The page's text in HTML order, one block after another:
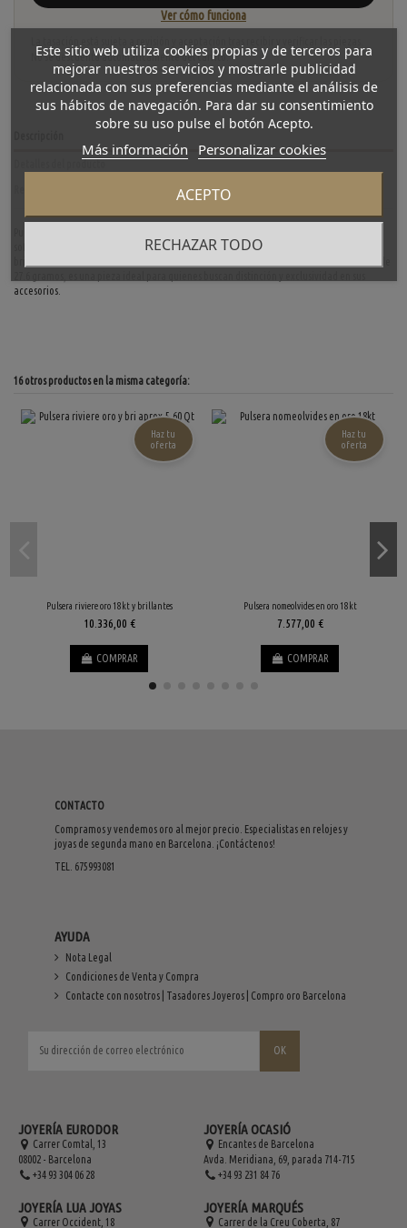
Ver cómo funciona
No se descuenta automáticamente del carrito.
sofisticado. La esmeralda central aporta un toque de color vibrante, mientras que los
accesorios.
16 otros productos en la misma categoría:
Pulsera riviere oro 18kt y brillantes
10.336,00 €
COMPRAR
Haz tu
oferta
Pulsera nomeolvides en oro 18kt
7.577,00 €
COMPRAR
Haz tu
oferta
CONTACTO
Compramos y vendemos oro al mejor precio. Especialistas en relojes y
joyas de segunda mano en Barcelona. ¡Contáctenos!
TEL. 675993081
AYUDA
Nota Legal
Condiciones de Venta y Compra
Contacte con nosotros | Tasadores Joyeros | Compro oro Barcelona
JOYERÍA EURODOR
Carrer Comtal, 13
08002 - Barcelona
+34 93 304 06 28
JOYERÍA LUA JOYAS
Carrer Occident, 18
JOYERÍA OCASIÓ
Encantes de Barcelona
Avda. Meridiana, 69, parada 714-715
+34 93 231 84 76
JOYERÍA MARQUÉS
Carrer de la Creu Coberta, 87
Este sitio web utiliza cookies propias y de terceros para
mejorar nuestros servicios y mostrarle publicidad
relacionada con sus preferencias mediante el análisis de
sus hábitos de navegación. Para dar su consentimiento
sobre su uso pulse el botón Acepto.
Más información Personalizar cookies
RECHAZAR TODO
ACEPTO